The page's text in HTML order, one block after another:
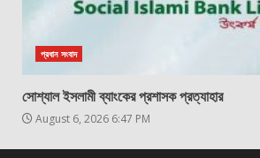
প্রধান সংবাদ
সোশ্যাল ইসলামী ব্যাংকের প্রশাসক প্রত্যাহার
August 6, 2026 6:47 PM